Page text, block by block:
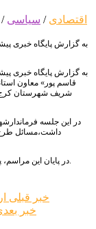
اقتصادی / سیاسی /
به گزارش پایگاه خبری
به گزارش پایگاه خبری
قاسم پور» معاون
شریف شهرستان
در این جلسه
داشت،مسائل
در پایان این مراسم، پایگاه بسیج کارمندی بخشداری آسارا نیز افتتاح و آغاز بکار کرد.
خبر قبلی
خبر